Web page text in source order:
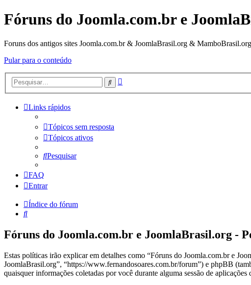
Fóruns do Joomla.com.br e
Foruns dos antigos sites Joomla.com.br & JoomlaBrasil.org & MamboBrasil.org
Pular para o conteúdo
Pesquisar
Links rápidos
Tópicos sem resposta
Tópicos ativos
Pesquisar
FAQ
Entrar
Índice do fórum
Pesquisar
Fóruns do Joomla.com.br e JoomlaBrasil.org -
Estas políticas irão explicar em detalhes como “Fóruns do Joomla.com.br e
JoomlaBrasil.org”, “https://www.fernandosoares.com.br/forum”) e phpBB
quaisquer informações coletadas por você durante alguma sessão de